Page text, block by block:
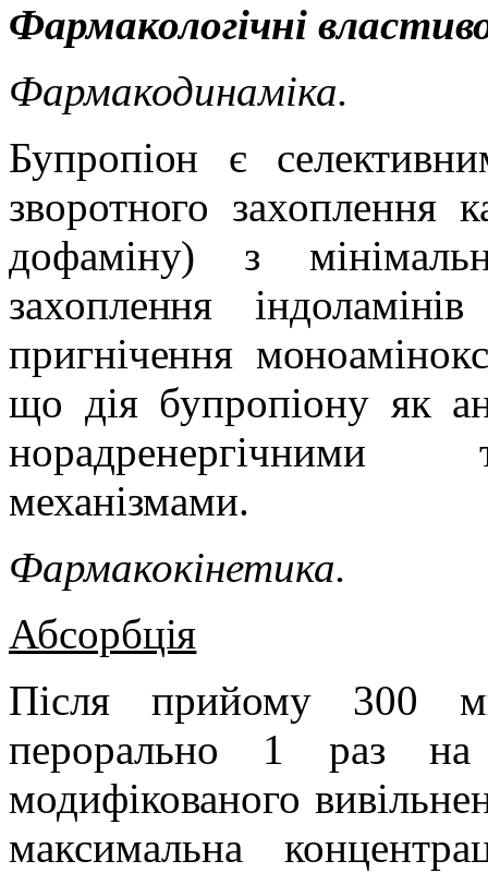
Фармакологічні
Фармакодинаміка.
Бупропіон є
зворотного захоплення
дофаміну) з
захоплення
пригнічення
що дія бупропіону як
норадренергічними
механізмами.
Фармакокінетика.
Абсорбція
Після прийому 300
перорально 1 раз на
модифікованого
максимальна